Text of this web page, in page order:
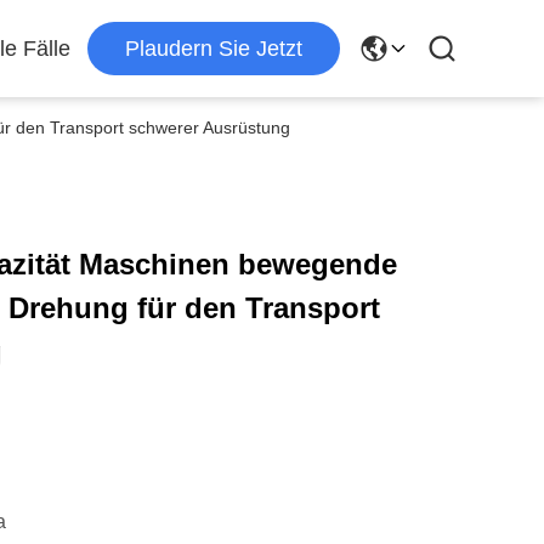
Fälle Plaudern Sie Jetzt
den Transport schwerer Ausrüstung
Maschinen bewegende
für den Transport